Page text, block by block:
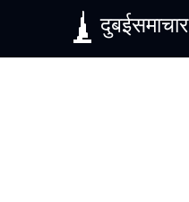
दुबईसमाचार